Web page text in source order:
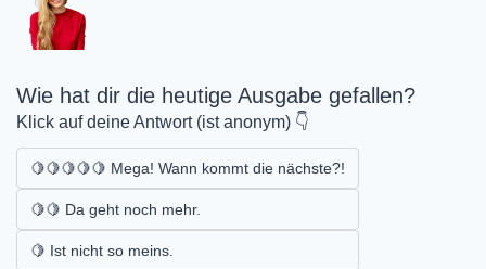
Wie hat dir die heutige Ausgabe gefallen?
Klick auf deine Antwort (ist anonym) 👇
🍋🍋🍋🍋🍋 Mega! Wann kommt die nächste?!
🍋🍋 Da geht noch mehr.
🍋 Ist nicht so meins.